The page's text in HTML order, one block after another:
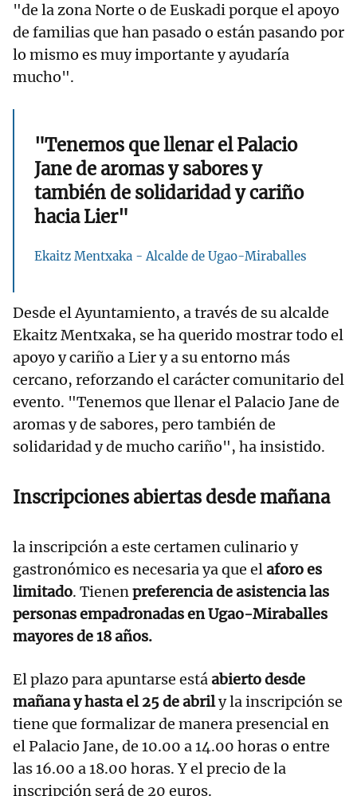
"de la zona Norte o de Euskadi porque el apoyo
de familias que han pasado o están pasando por
lo mismo es muy importante y ayudaría
mucho".
"Tenemos que llenar el Palacio
Jane de aromas y sabores y
también de solidaridad y cariño
hacia Lier"
Ekaitz Mentxaka - Alcalde de Ugao-Miraballes
Desde el Ayuntamiento, a través de su alcalde
Ekaitz Mentxaka, se ha querido mostrar todo el
apoyo y cariño a Lier y a su entorno más
cercano, reforzando el carácter comunitario del
evento. "Tenemos que llenar el Palacio Jane de
aromas y de sabores, pero también de
solidaridad y de mucho cariño", ha insistido.
Inscripciones abiertas desde mañana
la inscripción a este certamen culinario y
gastronómico es necesaria ya que elaforo es
limitado. Tienenpreferencia de asistencia las
personas empadronadas en Ugao-Miraballes
mayores de 18 años.
El plazo para apuntarse estáabierto desde
mañana y hasta el 25 de abrily la inscripción se
tiene que formalizar de manera presencial en
el Palacio Jane, de 10.00 a 14.00 horas o entre
las 16.00 a 18.00 horas. Y el precio de la
inscripción será de 20 euros.